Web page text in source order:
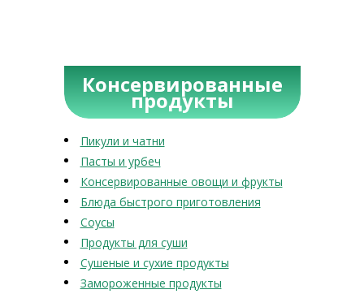
Консервированные
продукты
Пикули и чатни
Пасты и урбеч
Консервированные овощи и фрукты
Блюда быстрого приготовления
Соусы
Продукты для суши
Сушеные и сухие продукты
Замороженные продукты